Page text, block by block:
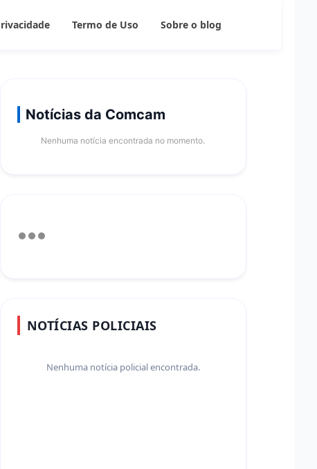
Termo de Uso Sobre o blog
Notícias da Comcam
Nenhuma notícia encontrada no momento.
NOTÍCIAS POLICIAIS
Nenhuma notícia policial encontrada.